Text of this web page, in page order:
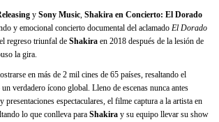
y Sony Music Shakira en Concierto: El Dorado
y emocional concierto documental del aclamado El Dorado
el regreso triunfal de Shakira en 2018 después de la lesión de
la gira.
en más de 2 mil cines de 65 países, resaltando el
verdadero ícono global. Lleno de escenas nunca antes
presentaciones espectaculares, el filme captura a la artista en
lo que conlleva para Shakira y su equipo llevar su show